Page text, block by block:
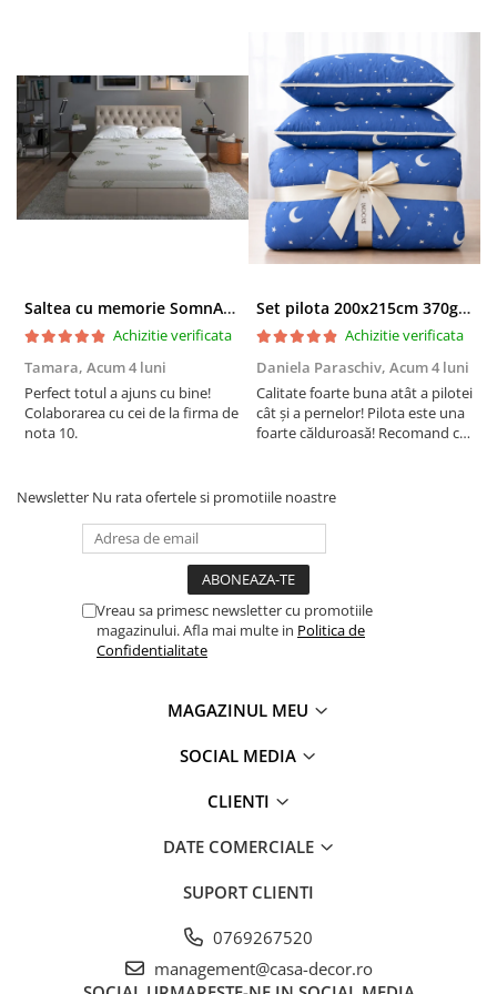
Alege lenjeria de pat single din bumbac finet de la
Ralex Pucioasa pentru a aduce un plus de confort și
eleganță dormitorului tău, garantând nopți liniștite și
plăcute!
Saltea cu memorie SomnART XXL Memory Plus 160x190, înălțime 25cm, pentru persoane supraponderale, husă Aloe Vera detașabilă, rulată, fermitate mare
Achizitie verificata
Tamara, Acum 4 luni
Perfect totul a ajuns cu bine!
Colaborarea cu cei de la firma de
nota 10.
Set pilota 200x215cm 370g cu 2 perne 50x70,albastru- PLT36
Achizitie verificata
Daniela Paraschiv, Acum 4 luni
Calitate foarte buna atât a pilotei
cât și a pernelor! Pilota este una
foarte călduroasă! Recomand cu
Newsletter Nu rata ofertele si promotiile noastre
Vreau sa primesc newsletter cu promotiile
magazinului. Afla mai multe in Politica de
Confidentialitate
MAGAZINUL MEU
SOCIAL MEDIA
CLIENTI
DATE COMERCIALE
SUPORT CLIENTI
0769267520
management@casa-decor.ro